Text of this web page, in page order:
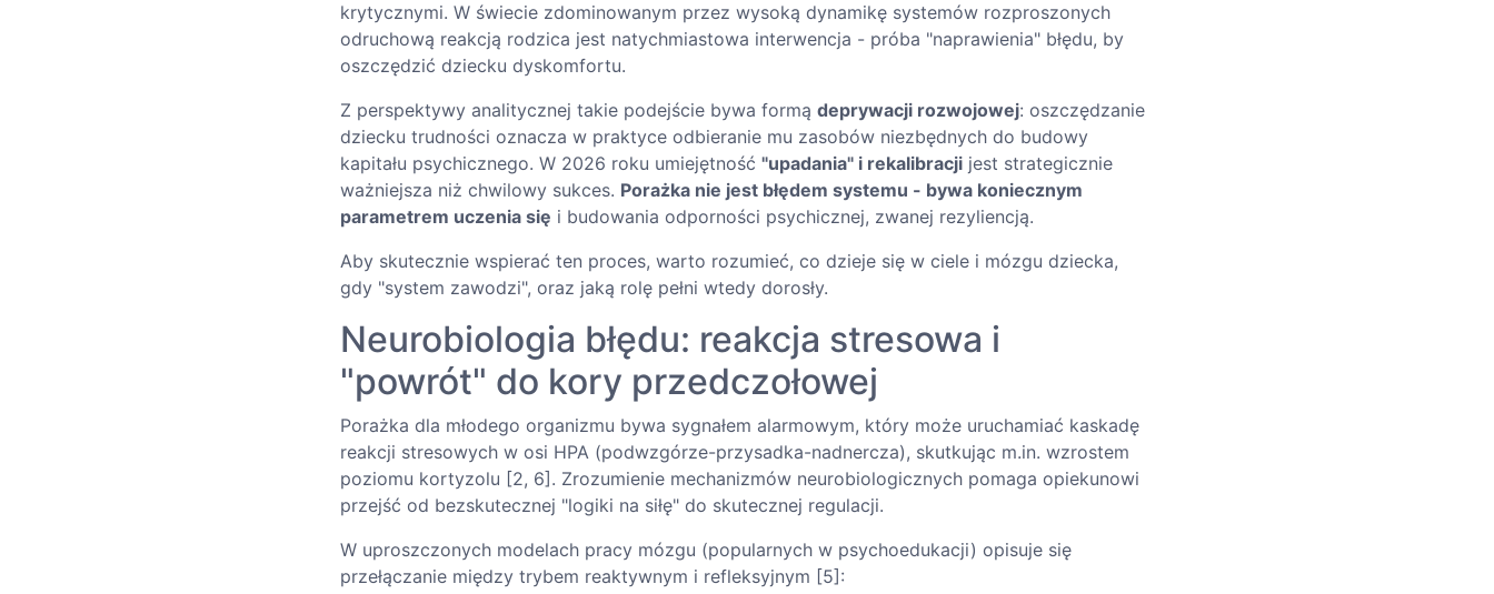
krytycznymi. W świecie zdominowanym przez wysoką dynamikę systemów rozproszonych
odruchową reakcją rodzica jest natychmiastowa interwencja - próba "naprawienia" błędu, by
oszczędzić dziecku dyskomfortu.
Z perspektywy analitycznej takie podejście bywa formą deprywacji rozwojowej: oszczędzanie
dziecku trudności oznacza w praktyce odbieranie mu zasobów niezbędnych do budowy
kapitału psychicznego. W 2026 roku umiejętność "upadania" i rekalibracji jest strategicznie
ważniejsza niż chwilowy sukces. Porażka nie jest błędem systemu - bywa koniecznym
parametrem uczenia się i budowania odporności psychicznej, zwanej rezyliencją.
Aby skutecznie wspierać ten proces, warto rozumieć, co dzieje się w ciele i mózgu dziecka,
gdy "system zawodzi", oraz jaką rolę pełni wtedy dorosły.
Neurobiologia błędu: reakcja stresowa i
"powrót" do kory przedczołowej
Porażka dla młodego organizmu bywa sygnałem alarmowym, który może uruchamiać kaskadę
reakcji stresowych w osi HPA (podwzgórze-przysadka-nadnercza), skutkując m.in. wzrostem
poziomu kortyzolu [2, 6]. Zrozumienie mechanizmów neurobiologicznych pomaga opiekunowi
przejść od bezskutecznej "logiki na siłę" do skutecznej regulacji.
W uproszczonych modelach pracy mózgu (popularnych w psychoedukacji) opisuje się
przełączanie między trybem reaktywnym i refleksyjnym [5]: